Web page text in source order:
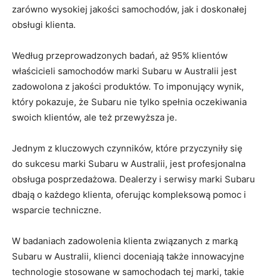
zarówno ⁣wysokiej jakości samochodów, jak⁣ i doskonałej
obsługi klienta.
Według przeprowadzonych badań, aż 95% klientów‍
właścicieli samochodów marki Subaru w Australii jest
zadowolona z jakości produktów. To ‍imponujący wynik,
który pokazuje, że Subaru nie ‌tylko spełnia oczekiwania
swoich ⁤klientów, ale też przewyższa​ je.
Jednym‌ z ⁢kluczowych czynników, które ⁢przyczyniły się
do sukcesu marki Subaru w Australii, ‌jest profesjonalna
obsługa posprzedażowa. ⁢Dealerzy i ​serwisy marki Subaru
⁣dbają o każdego klienta, oferując kompleksową pomoc ⁢i
wsparcie techniczne.
W badaniach zadowolenia ‍klienta związanych⁣ z⁤ marką
Subaru w Australii, ‍klienci doceniają także‍ innowacyjne
technologie ​stosowane ‍w samochodach tej marki, takie